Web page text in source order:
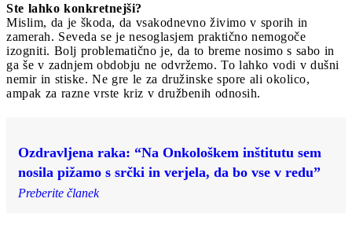
Ste lahko konkretnejši?
Mislim, da je škoda, da vsakodnevno živimo v sporih in
zamerah. Seveda se je nesoglasjem praktično nemogoče
izogniti. Bolj problematično je, da to breme nosimo s sabo in
ga še v zadnjem obdobju ne odvržemo. To lahko vodi v dušni
nemir in stiske. Ne gre le za družinske spore ali okolico,
ampak za razne vrste kriz v družbenih odnosih.
Ozdravljena raka: “Na Onkološkem inštitutu sem
nosila pižamo s srčki in verjela, da bo vse v redu”
Preberite članek